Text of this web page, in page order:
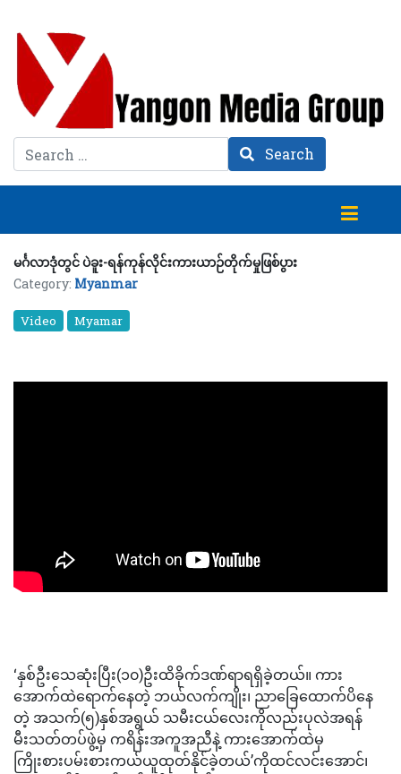
Search Search
မင်္ဂလာဒုံတွင် ပဲခူး-ရန်ကုန်လိုင်းကားယာဉ်တိုက်မှုဖြစ်ပွား
Category: Myanmar
Video Myamar
‘နှစ်ဦးသေဆုံးပြီး(၁၀)ဦးထိခိုက်ဒဏ်ရာရရှိခဲ့တယ်။ ကား
အောက်ထဲရောက်နေတဲ့ ဘယ်လက်ကျိုး၊ ညာခြေထောက်ပိနေ
တဲ့ အသက်(၅)နှစ်အရွယ် သမီးငယ်လေးကိုလည်းပုလဲအရန်
မီးသတ်တပ်ဖွဲ့မှ ကရိန်းအကူအညီနဲ့ ကားအောက်ထဲမှ
ကြိုးစားပမ်းစားကယ်ယူထုတ်နိုင်ခဲ့တယ်’ကိုထင်လင်းအောင်၊